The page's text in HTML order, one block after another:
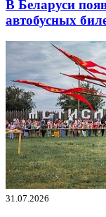
В Беларуси
автобусных
31.07.2026